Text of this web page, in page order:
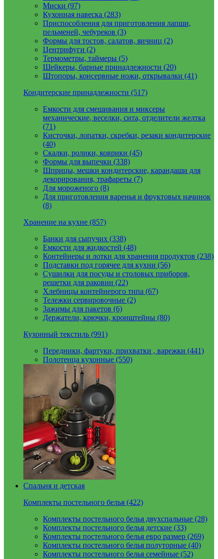
Миски (97)
Кухонная навеска (283)
Приспособления для приготовления лапши,
пельменей, чебуреков (3)
Формы для тостов, салатов, яичниц (2)
Центрифуги (2)
Термометры, таймеры (5)
Шейкеры, барные принадлежности (20)
Штопоры, консервные ножи, открывалки (41)
Кондитерские принадлежности (517)
Емкости для смешивания и миксеры
механические, веселки, сита, отделители желтка
(71)
Кисточки, лопатки, скребки, резаки кондитерские
(40)
Скалки, ролики, коврики (45)
Формы для выпечки (338)
Шприцы, мешки кондитерские, карандаши для
декорирования, трафареты (7)
Для мороженого (8)
Для приготовления варенья и фруктовых начинок
(8)
Хранение на кухне (857)
Банки для сыпучих (338)
Емкости для жидкостей (48)
Контейнеры и лотки для хранения продуктов (238)
Подставки под горячее для кухни (56)
Сушилки для посуды и столовых приборов,
решетки для раковин (22)
Хлебницы контейнерого типа (67)
Тележки сервировочные (2)
Зажимы для пакетов (6)
Держатели, крючки, кронштейны (80)
Кухонный текстиль (991)
Передники, фартуки, прихватки , варежки (441)
Полотенца кухонные (550)
Спальня и детская
Комплекты постельного белья (422)
Комплекты постельного белья двухспальные (28)
Комплекты постельного белья детские (33)
Комплекты постельного белья евро размер (269)
Комплекты постельного белья полуторные (40)
Комплекты постельного белья семейные (52)